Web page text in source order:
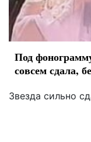
Под
совсем сдала,
Звезда сильно